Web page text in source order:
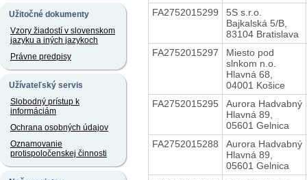
Užitočné dokumenty
Vzory žiadostí v slovenskom
jazyku a iných jazykoch
Právne predpisy
Užívateľský servis
Slobodný prístup k
informáciám
Ochrana osobných údajov
Oznamovanie
protispoločenskej činnosti
FA2752015299
5S s.r.o.
Bajkalská 5/B,
83104 Bratislava
FA2752015297
Miesto pod
slnkom n.o.
Hlavná 68,
04001 Košice
FA2752015295
Aurora Hadvabný
Hlavná 89,
05601 Gelnica
FA2752015288
Aurora Hadvabný
Hlavná 89,
05601 Gelnica